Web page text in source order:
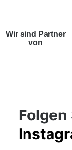
Wir sind Partner
von
Folgen